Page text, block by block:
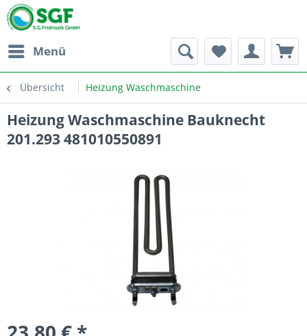
Menü
Übersicht Heizung Waschmaschine
Heizung Waschmaschine Bauknecht
201.293 481010550891